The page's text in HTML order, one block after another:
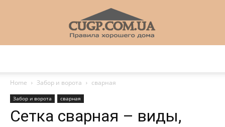
Home Забор и ворота сварная
Забор и ворота сварная
Сетка сварная – виды,